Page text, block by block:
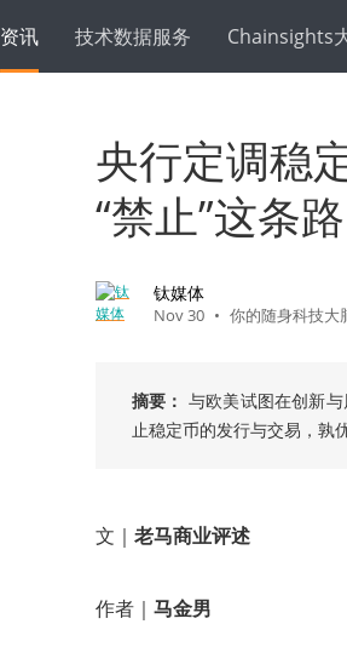
资讯 技术数据服务 Chainsights
央行定调稳
“禁止”这条
钛媒体
Nov 30 • 你的随身科技大
摘要： 与欧美试图在创新
止稳定币的发行与交易，孰
文｜ 老马商业评述
作者｜ 马金男